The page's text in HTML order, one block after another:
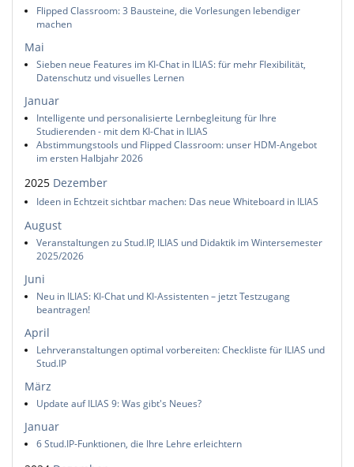
Flipped Classroom: 3 Bausteine, die Vorlesungen lebendiger
machen
Mai
Sieben neue Features im KI-Chat in ILIAS: für mehr Flexibilität,
Datenschutz und visuelles Lernen
Januar
Intelligente und personalisierte Lernbegleitung für Ihre
Studierenden - mit dem KI-Chat in ILIAS
Abstimmungstools und Flipped Classroom: unser HDM-Angebot
im ersten Halbjahr 2026
2025 Dezember
Ideen in Echtzeit sichtbar machen: Das neue Whiteboard in ILIAS
August
Veranstaltungen zu Stud.IP, ILIAS und Didaktik im Wintersemester
2025/2026
Juni
Neu in ILIAS: KI-Chat und KI-Assistenten – jetzt Testzugang
beantragen!
April
Lehrveranstaltungen optimal vorbereiten: Checkliste für ILIAS und
Stud.IP
März
Update auf ILIAS 9: Was gibt's Neues?
Januar
6 Stud.IP-Funktionen, die Ihre Lehre erleichtern